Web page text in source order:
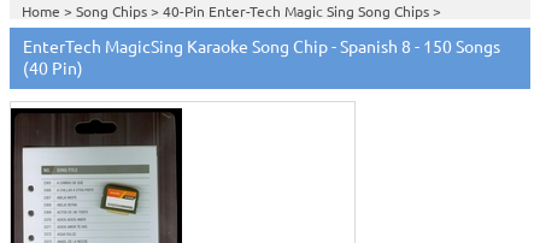
Home > Song Chips> 40-Pin Enter-Tech Magic Sing Song Chips>
Home >Spanish Magic Mic Song Chips>
Home >Karaoke Machines>Karaoke Players>International
Karaoke>
español>
Home >International Karaoke>Spanish Karaoke>
Karaoke System en español
Home >English Karaoke CD+G
Tyme Karaoke CDG SYB4472 - Tween Mega Pack 1
Karaoke>Entertech Magic Sing Karaoke System en español
Home >English Karaoke CD+G
Music Releases
>
EnterTech MagicSing Karaoke Song Chip - Spanish 8 - 150 Songs
(40 Pin)